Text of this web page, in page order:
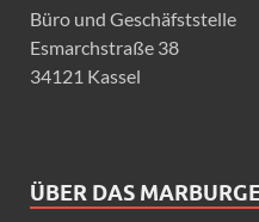
Büro und Geschäfststelle
Esmarchstraße 38
34121 Kassel
ÜBER DAS